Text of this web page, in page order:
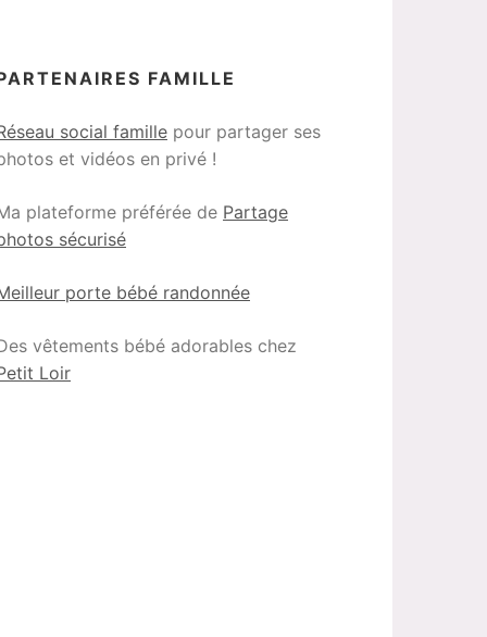
FAMILLE
social famille pour partager ses
et vidéos en privé !
plateforme préférée de Partage
sécurisé
porte bébé randonnée
vêtements bébé adorables chez
Loir